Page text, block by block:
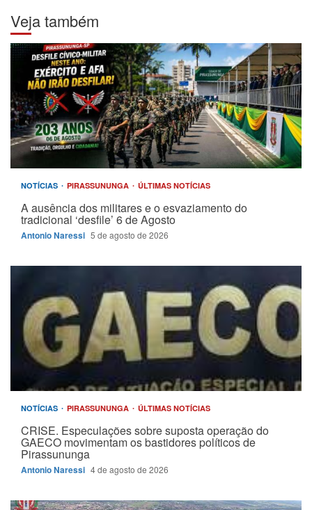
Veja também
NOTÍCIAS PIRASSUNUNGA ÚLTIMAS NOTÍCIAS
A ausência dos militares e o esvaziamento do
tradicional ‘desfile’ 6 de Agosto
Antonio Naressi 5 de agosto de 2026
NOTÍCIAS PIRASSUNUNGA ÚLTIMAS NOTÍCIAS
CRISE. Especulações sobre suposta operação do
GAECO movimentam os bastidores políticos de
Pirassununga
Antonio Naressi 4 de agosto de 2026